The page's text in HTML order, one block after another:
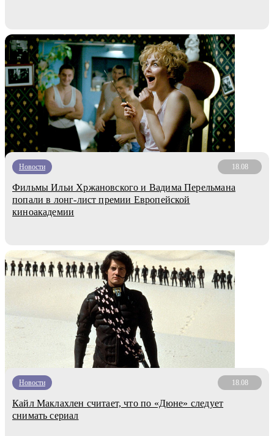
Новости 18.08
Фильмы Ильи Хржановского и Вадима Перельмана
попали в лонг-лист премии Европейской
киноакадемии
Новости 18.08
Кайл Маклахлен считает, что по «Дюне» следует
снимать сериал